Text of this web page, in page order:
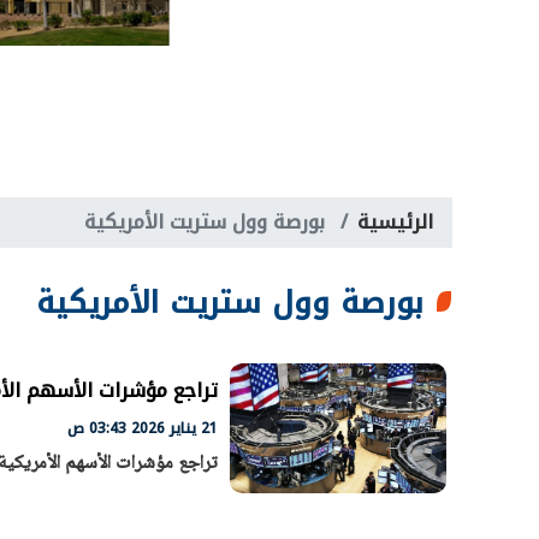
الرئيسية بورصة وول ستريت الأمريكية
بورصة وول ستريت الأمريكية
تراجع مؤشرات الأسهم
21 يناير 2026 03:43 ص
تراجع مؤشرات الأسهم